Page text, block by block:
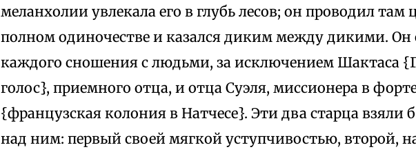
меланхолии увлекала его в глубь лесов; он проводил там
полном одиночестве и казался диким между дикими. Он
каждого сношения с людьми, за исключением Шактаса
голос}, приемного отца, и отца Суэля, миссионера в
{французская колония в Натчесе}. Эти два старца взяли
над ним: первый своей мягкой уступчивостью, второй,